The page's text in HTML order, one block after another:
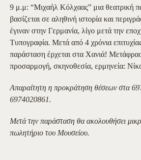
9 μ.μ: “Μιχαήλ Κόλχαας” μια θεατρική
βασίζεται σε αληθινή ιστορία και
έγιναν στην Γερμανία, λίγο μετά την
Τυπογραφία. Μετά από 4 χρόνια
παράσταση έρχεται στα Χανιά!
προσαρμογή, σκηνοθεσία, ερμηνεία:
Απαραίτητη η προκράτηση θέσεων στα
6974020861.
Μετά την παράσταση θα ακολουθήσει
πωλητήριο του Μουσείου.